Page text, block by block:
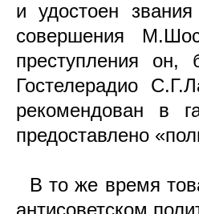
и удостоен
совершения
преступления он,
Гостелерадио
рекомендован в
предоставлено
В то же время
антисоветском